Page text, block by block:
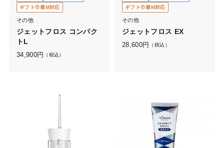
ギフト巾着M対応
その他
ジェットフロス コンパク
トL
34,900円 （税込）
ギフト巾着M対応
その他
ジェットフロス EX
28,600円 （税込）